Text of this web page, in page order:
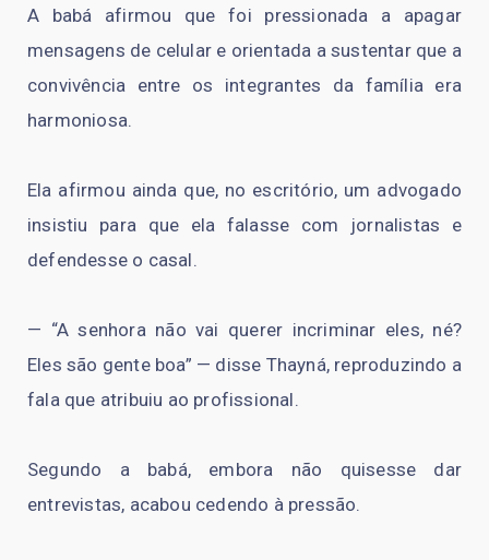
A babá afirmou que foi pressionada a apagar
mensagens de celular e orientada a sustentar que a
convivência entre os integrantes da família era
harmoniosa.
Ela afirmou ainda que, no escritório, um advogado
insistiu para que ela falasse com jornalistas e
defendesse o casal.
— “A senhora não vai querer incriminar eles, né?
Eles são gente boa” — disse Thayná, reproduzindo a
fala que atribuiu ao profissional.
Segundo a babá, embora não quisesse dar
entrevistas, acabou cedendo à pressão.